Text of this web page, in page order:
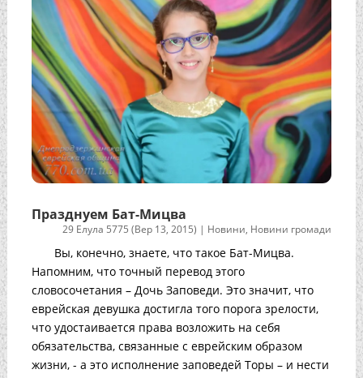
Празднуем Бат-Мицва
29 Елула 5775 (Вер 13, 2015) | Новини, Новини громади
Вы, конечно, знаете, что такое Бат-Мицва.
Напомним, что точный перевод этого
словосочетания – Дочь Заповеди. Это значит, что
еврейская девушка достигла того порога зрелости,
что удостаивается права возложить на себя
обязательства, связанные с еврейским образом
жизни, - а это исполнение заповедей Торы – и нести